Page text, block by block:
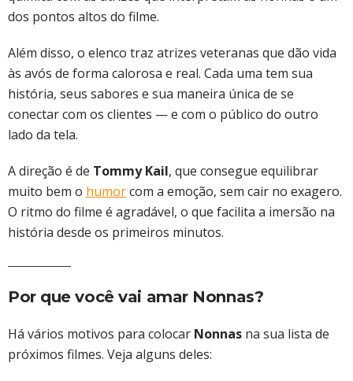
dos pontos altos do filme.
Além disso, o elenco traz atrizes veteranas que dão vida
às avós de forma calorosa e real. Cada uma tem sua
história, seus sabores e sua maneira única de se
conectar com os clientes — e com o público do outro
lado da tela.
A direção é de Tommy Kail, que consegue equilibrar
muito bem o humorcom a emoção, sem cair no exagero.
O ritmo do filme é agradável, o que facilita a imersão na
história desde os primeiros minutos.
Por que você vai amar Nonnas?
Há vários motivos para colocar Nonnas na sua lista de
próximos filmes. Veja alguns deles: